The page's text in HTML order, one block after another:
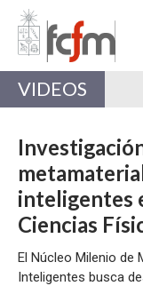
Estudiantes
Académicas/os
VIDEOS
inteligentes
Ciencias
El Núcleo Milenio de
Inteligentes busca